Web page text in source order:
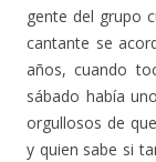
gente del grupo
cantante se
años, cuando
sábado había
orgullosos de
y quien sabe si